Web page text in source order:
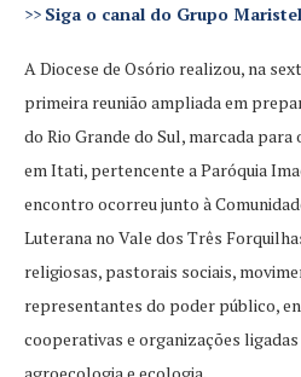
>> Siga o canal do Grupo
A Diocese de Osório realizou, na
primeira reunião ampliada em
do Rio Grande do Sul, marcada para
em Itati, pertencente a Paróquia
encontro ocorreu junto à
Luterana no Vale dos Três
religiosas, pastorais sociais,
representantes do poder público,
cooperativas e organizações